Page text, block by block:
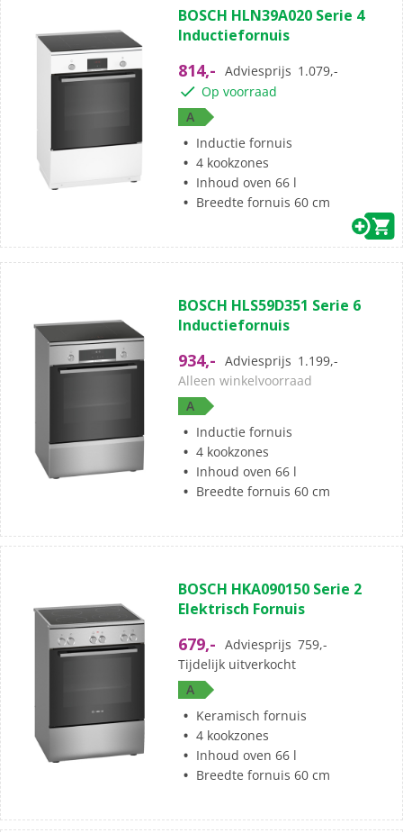
van
de
sterren.
21
beoordelingen
BOSCH HLN39A020 Serie 4
Inductiefornuis
814,- Adviesprijs 1.079,-
Op voorraad
A
Inductie fornuis
4 kookzones
Inhoud oven 66 l
Breedte fornuis 60 cm
van
de
sterren.
9
beoordelingen
BOSCH HLS59D351 Serie 6
Inductiefornuis
934,- Adviesprijs 1.199,-
Alleen winkelvoorraad
A
Inductie fornuis
4 kookzones
Inhoud oven 66 l
Breedte fornuis 60 cm
van
de
sterren.
5
beoordelingen
BOSCH HKA090150 Serie 2
Elektrisch Fornuis
679,- Adviesprijs 759,-
Tijdelijk uitverkocht
A
Keramisch fornuis
4 kookzones
Inhoud oven 66 l
Breedte fornuis 60 cm